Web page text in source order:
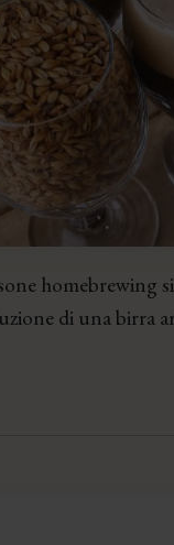
homebrewing
di una birra